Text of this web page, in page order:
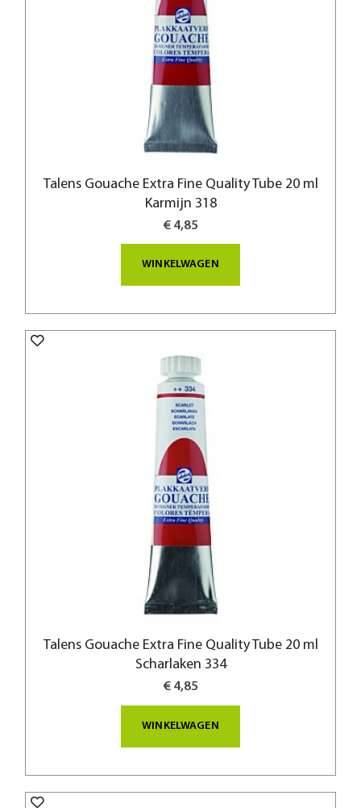
Talens Gouache Extra Fine Quality Tube 20 ml
Karmijn 318
€ 4,85
WINKELWAGEN
Talens Gouache Extra Fine Quality Tube 20 ml
Scharlaken 334
€ 4,85
WINKELWAGEN